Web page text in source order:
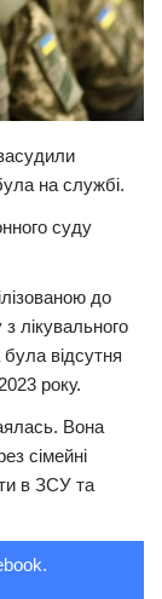
на службі.
суду
до
лікувального
відсутня
року.
Вона
сімейні
в ЗСУ та